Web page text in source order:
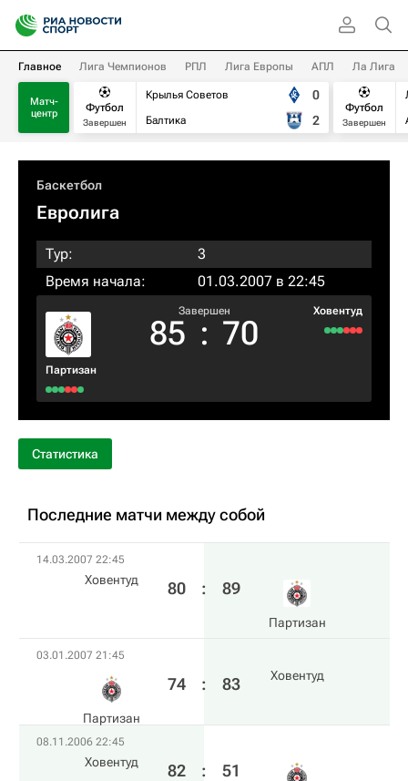
Главное Лига Чемпионов РПЛ Лига Европы АПЛ Ла Лига
Матч-
центр
Футбол
Завершен
Крылья Советов
Балтика
0
2
Футбол
Завершен
Баскетбол
Евролига
Тур:
3
Время начала:
01.03.2007 в 22:45
Партизан
Завершен
85 : 70
Ховентуд
Статистика
Последние матчи между собой
14.03.2007 22:45
Ховентуд 80 : 89
Партизан
03.01.2007 21:45
Партизан
74 : 83 Ховентуд
08.11.2006 22:45
Ховентуд 82 : 51